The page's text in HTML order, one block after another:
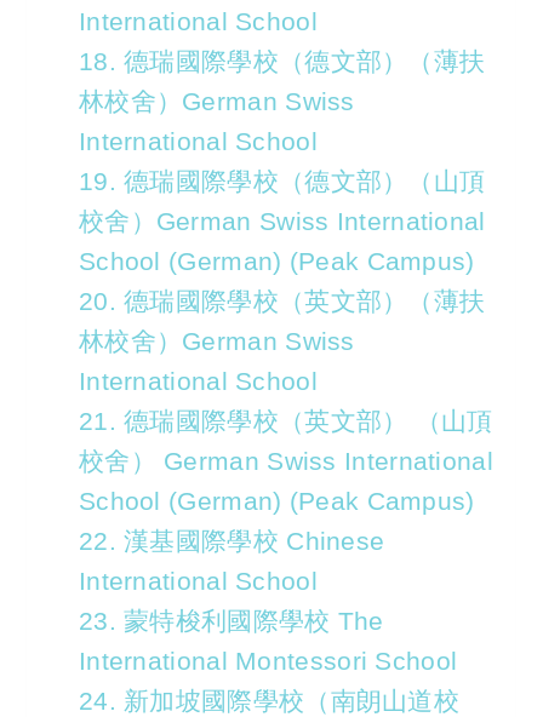
International School
18. 德瑞國際學校（德文部）（薄扶
林校舍）German Swiss
International School
19. 德瑞國際學校（德文部）（山頂
校舍）German Swiss International
School (German) (Peak Campus)
20. 德瑞國際學校（英文部）（薄扶
林校舍）German Swiss
International School
21. 德瑞國際學校（英文部） （山頂
校舍） German Swiss International
School (German) (Peak Campus)
22. 漢基國際學校 Chinese
International School
23. 蒙特梭利國際學校 The
International Montessori School
24. 新加坡國際學校（南朗山道校